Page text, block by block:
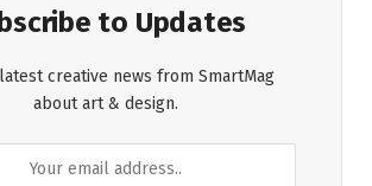
to Updates
creative news from SmartMag
about art & design.